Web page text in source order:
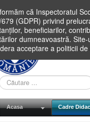
că Inspectoratul
(GDPR) privind
beneficiarilor,
dumneavoastră.
acceptare a politicii
in
Acasa Cadre